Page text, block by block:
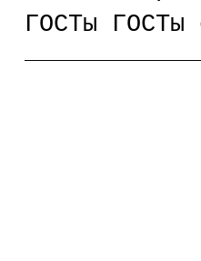
ГОСТы ГОСТы